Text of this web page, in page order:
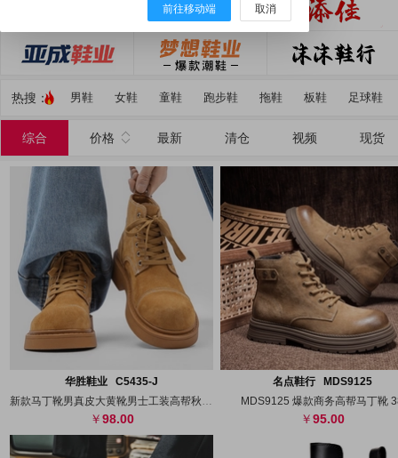
热搜： 男鞋 女鞋 童鞋 跑步鞋 拖鞋 板鞋 足球鞋
综合 价格 最新 清仓 视频 现货
代发
华胜鞋业 C5435-J
新款马丁靴男真皮大黄靴男士工装高帮秋冬季
98.00
代发
名点鞋行 MDS9125
MDS9125 爆款商务高帮马丁靴
95.00
前往移动端 取消